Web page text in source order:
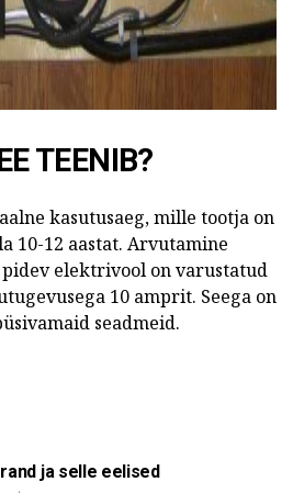
TEENIB?
kasutusaeg, mille tootja on
10-12 aastat. Arvutamine
elektrivool on varustatud
10 amprit. Seega on
seadmeid.
ja selle eelised